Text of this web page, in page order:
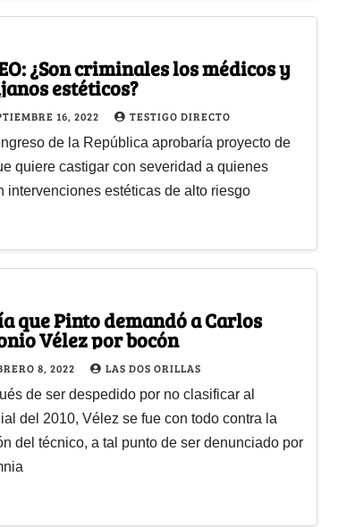
¿Son criminales los médicos y
estéticos?
16, 2022 TESTIGO DIRECTO
de la República aprobaría proyecto de
quiere castigar con severidad a quienes
intervenciones estéticas de alto riesgo
que Pinto demandó a Carlos
Vélez por bocón
8, 2022 LAS DOS ORILLAS
de ser despedido por no clasificar al
del 2010, Vélez se fue con todo contra la
del técnico, a tal punto de ser denunciado por